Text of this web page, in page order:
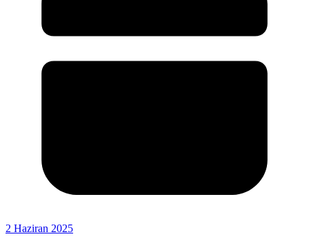
2 Haziran 2025